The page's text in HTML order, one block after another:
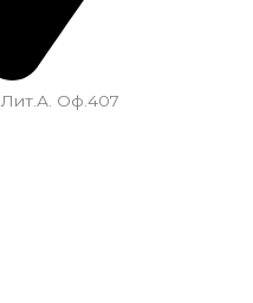
Оф.407